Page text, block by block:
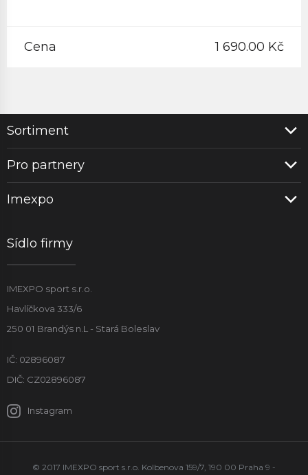
Cena 1 690.00 Kč
Sortiment
Pro partnery
Imexpo
Sídlo firmy
IMEXPO sport s.r.o.
Havlíčkova 333/6
250 01 Brandýs n.L - Stará Boleslav
IČ: 02896087
DIČ: CZ02896087
Instagram
© 2017 IMEXPO sport s.r.o. Kolbenova 159/7, 190 00 Praha 9 -